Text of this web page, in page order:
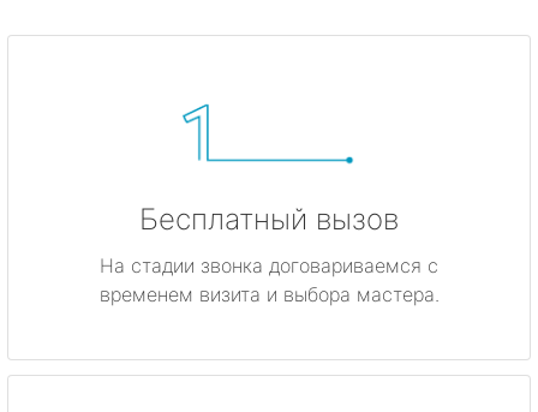
Высоцк
Гатчина
Бесплатный вызов
На стадии звонка договариваемся с
временем визита и выбора мастера.